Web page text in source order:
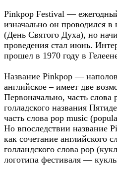
Pinkpop Festival —
изначально он проводился
(День Святого Духа), но
проведения стал июнь.
прошел в 1970 году в
Название Pinkpop —
английское – имеет две
Первоначально, часть
голладского названия
часть слова pop music
Но впоследствии название
как сочетание английского
голландского слова pop
логотипа фестиваля —